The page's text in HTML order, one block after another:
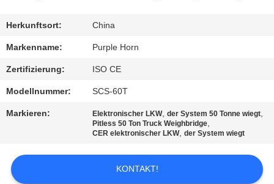
TRETEN
SIE
MIT
UNS
IN
VERBINDUNG
BLOG
Herkunftsort: China
Markenname: Purple Horn
Zertifizierung: ISO CE
Modellnummer: SCS-60T
Markieren: Elektronischer LKW,der System 50 Tonne wiegt,
Pitless 50 Ton Truck Weighbridge,
CER elektronischer LKW,der System wiegt
KONTAKT!